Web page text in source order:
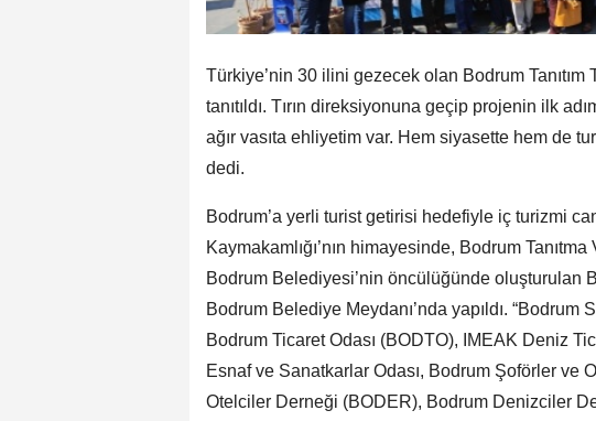
Türkiye’nin 30 ilini gezecek olan Bodrum Tanıtım
tanıtıldı. Tırın direksiyonuna geçip projenin ilk
ağır vasıta ehliyetim var. Hem siyasette hem de
dedi.
Bodrum’a yerli turist getirisi hedefiyle iç turizmi
Kaymakamlığı’nın himayesinde, Bodrum
Bodrum Belediyesi’nin öncülüğünde oluşturulan
Bodrum Belediye Meydanı’nda yapıldı. “Bodrum
Bodrum Ticaret Odası (BODTO), IMEAK Deniz
Esnaf ve Sanatkarlar Odası, Bodrum Şoförler ve
Otelciler Derneği (BODER), Bodrum Denizciler